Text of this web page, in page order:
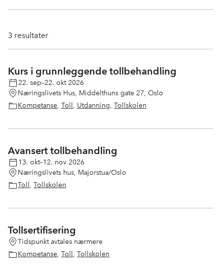
3 resultater
Kurs i grunnleggende tollbehandling
22. sep–22. okt 2026
Næringslivets Hus, Middelthuns gate 27, Oslo
Kompetanse, Toll, Utdanning, Tollskolen
Avansert tollbehandling
13. okt–12. nov 2026
Næringslivets hus, Majorstua/Oslo
Toll, Tollskolen
Tollsertifisering
Tidspunkt avtales nærmere
Kompetanse, Toll, Tollskolen